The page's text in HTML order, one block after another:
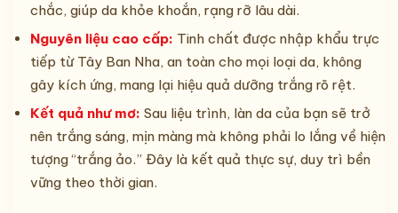
chắc, giúp da khỏe khoắn, rạng rỡ lâu dài.
Nguyên liệu cao cấp: Tinh chất được nhập khẩu trực
tiếp từ Tây Ban Nha, an toàn cho mọi loại da, không
gây kích ứng, mang lại hiệu quả dưỡng trắng rõ rệt.
Kết quả như mơ: Sau liệu trình, làn da của bạn sẽ trở
nên trắng sáng, mịn màng mà không phải lo lắng về hiện
tượng “trắng ảo.” Đây là kết quả thực sự, duy trì bền
vững theo thời gian.